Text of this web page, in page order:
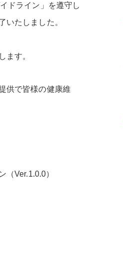
ドライン」を遵守し
いたしました。
ます。
供で皆様の健康維
Ver.1.0.0）